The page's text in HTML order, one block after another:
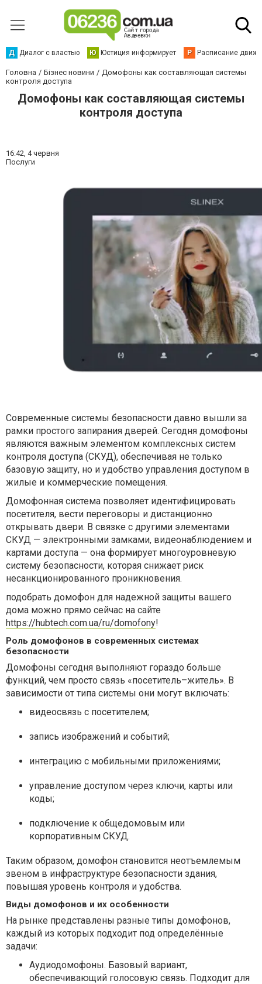
Д Диалог с властью Ю Юстиция информирует Р Расписание
Головна Бізнес новини
Домофоны как составляющая системы
контроля доступа
Домофоны как составляющая системы
контроля доступа
16:42, 4 червня
Послуги
Современные системы безопасности давно вышли за
рамки простого запирания дверей. Сегодня домофоны
являются важным элементом комплексных систем
контроля доступа (СКУД), обеспечивая не только
базовую защиту, но и удобство управления доступом в
жилые и коммерческие помещения.
Домофонная система позволяет идентифицировать
посетителя, вести переговоры и дистанционно
открывать двери. В связке с другими элементами
СКУД — электронными замками, видеонаблюдением и
картами доступа — она формирует многоуровневую
систему безопасности, которая снижает риск
несанкционированного проникновения.
подобрать домофон для надежной защиты вашего
дома можно прямо сейчас на сайте
https://hubtech.com.ua/ru/domofony!
Роль домофонов в современных системах
безопасности
Домофоны сегодня выполняют гораздо больше
функций, чем просто связь «посетитель–житель». В
зависимости от типа системы они могут включать:
видеосвязь с посетителем;
запись изображений и событий;
интеграцию с мобильными приложениями;
управление доступом через ключи, карты или
коды;
подключение к общедомовым или
корпоративным СКУД.
Таким образом, домофон становится неотъемлемым
звеном в инфраструктуре безопасности здания,
повышая уровень контроля и удобства.
Виды домофонов и их особенности
На рынке представлены разные типы домофонов,
каждый из которых подходит под определённые
задачи:
Аудиодомофоны. Базовый вариант,
обеспечивающий голосовую связь. Подходит для